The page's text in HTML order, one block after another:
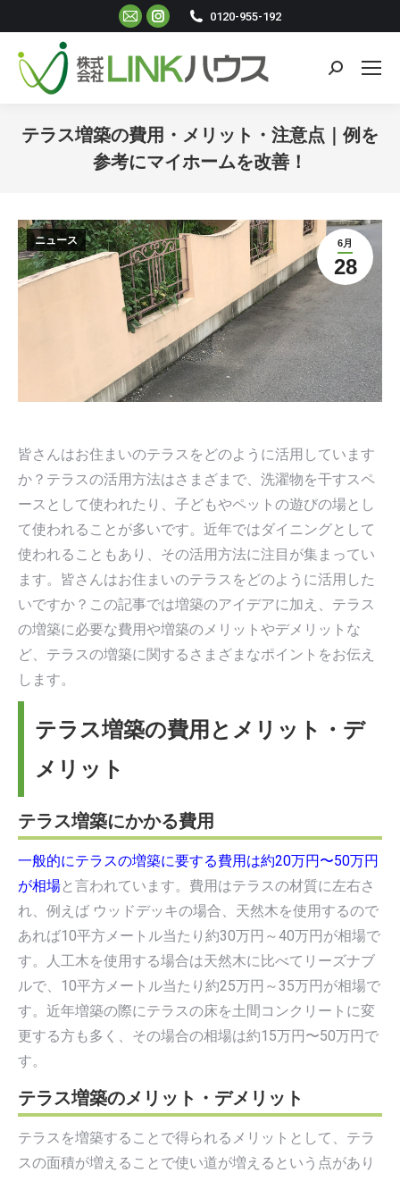
Mail
ペ
ー
ジ
新
し
ィ
ン
ド
ウ
で
き
ま
Instagram
ペ
ー
ジ
新
し
ィ
ン
ド
ウ
で
開
き
ま
0120-955-192
検
テラス増築の費用・メリット・注意点｜例を
参考にマイホームを改善！
6月
28
ニュース
皆さんはお住まいのテラスをどのように活用しています
か？テラスの活用方法はさまざまで、洗濯物を干すスペ
ースとして使われたり、子どもやペットの遊びの場とし
て使われることが多いです。近年ではダイニングとして
使われることもあり、その活用方法に注目が集まってい
ます。皆さんはお住まいのテラスをどのように活用した
いですか？この記事では増築のアイデアに加え、テラス
の増築に必要な費用や増築のメリットやデメリットな
ど、テラスの増築に関するさまざまなポイントをお伝え
します。
テラス増築の費用とメリット・デ
メリット
テラス増築にかかる費用
一般的にテラスの増築に要する費用は約20万円〜50万円
が相場と言われています。費用はテラスの材質に左右さ
れ、例えば ウッドデッキの場合、天然木を使用するので
あれば10平方メートル当たり約30万円～40万円が相場で
す。人工木を使用する場合は天然木に比べてリーズナブ
ルで、10平方メートル当たり約25万円～35万円が相場で
す。近年増築の際にテラスの床を土間コンクリートに変
更する方も多く、その場合の相場は約15万円〜50万円で
す。
テラス増築のメリット・デメリット
テラスを増築することで得られるメリットとして、テラ
スの面積が増えることで使い道が増えるという点があり